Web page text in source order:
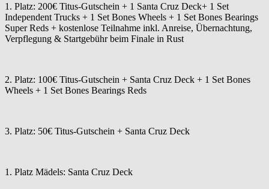
1. Platz: 200€ Titus-Gutschein + 1 Santa Cruz Deck+ 1 Set
Independent Trucks + 1 Set Bones Wheels + 1 Set Bones Bearings
Super Reds + kostenlose Teilnahme inkl. Anreise, Übernachtung,
Verpflegung & Startgebühr beim Finale in Rust
2. Platz: 100€ Titus-Gutschein + Santa Cruz Deck + 1 Set Bones
Wheels + 1 Set Bones Bearings Reds
3. Platz: 50€ Titus-Gutschein + Santa Cruz Deck
1. Platz Mädels: Santa Cruz Deck